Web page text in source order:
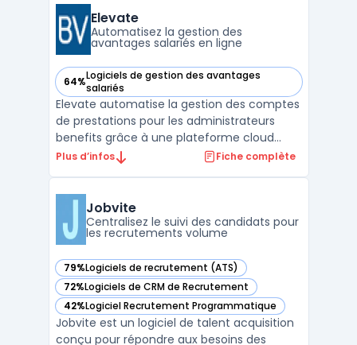
équipes RH, les recruteurs et les managers
font face à la dis ...
Elevate
Automatisez la gestion des
avantages salariés en ligne
64%Logiciels de gestion des avantages
salariés
— voir Elevate dans cette catégorie
Elevate automatise la gestion des comptes
de prestations pour les administrateurs
benefits grâce à une plateforme cloud
axée sur l’administration des avantages. Ce
que HSAs, FSAs, HRAs, DCAPs, comptes de
transport e ...
Plus d’infos Fiche complète
Jobvite
Centralisez le suivi des candidats pour
les recrutements volume
79%Logiciels de recrutement (ATS)
— voir Jobvite dans cette catégorie
72%Logiciels de CRM de Recrutement
— voir Jobvite dans cette catégorie
42%Logiciel Recrutement Programmatique
— voir Jobvite dans cette catégorie
Jobvite est un logiciel de talent acquisition
conçu pour répondre aux besoins des